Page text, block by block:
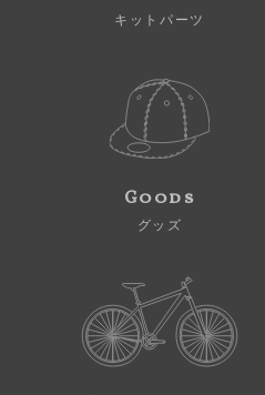
キットパーツ
Goods
グッズ